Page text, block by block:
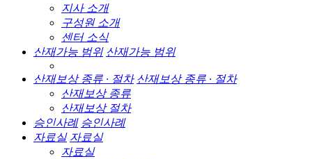
지사 소개
구성원 소개
센터 소식
산재가능 범위 산재가능 범위
산재보상 종류 · 절차 산재보상 종류 · 절차
산재보상 종류
산재보상 절차
승인사례 승인사례
자료실 자료실
자료실